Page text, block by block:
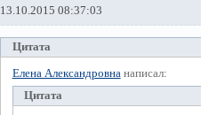
13.10.2015 08:37:03
Цитата
Елена Александровнанаписал:
Цитата